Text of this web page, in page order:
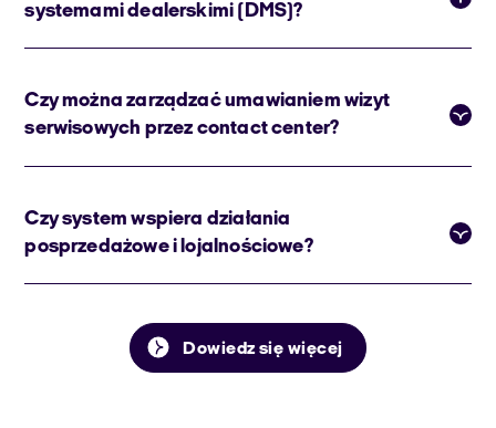
systemami dealerskimi (DMS)?
Czy można zarządzać umawianiem wizyt
serwisowych przez contact center?
Czy system wspiera działania
posprzedażowe i lojalnościowe?
Dowiedz się więcej